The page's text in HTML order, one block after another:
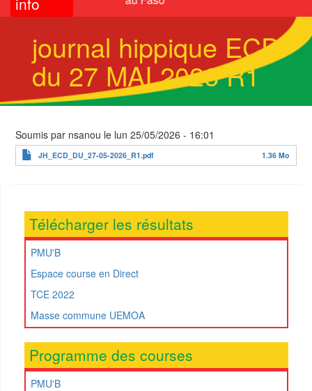
journal hippique ECD
du 27 MAI 2026 R1
Soumis par nsanou le lun 25/05/2026 - 16:01
JH_ECD_DU_27-05-2026_R1.pdf 1.36 Mo
Télécharger les résultats
PMU'B
Espace course en Direct
TCE 2022
Masse commune UEMOA
Programme des courses
PMU'B